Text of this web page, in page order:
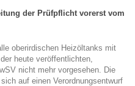
der Prüfpflicht vorerst vom
oberirdischen Heizöltanks mit
heute veröffentlichten,
nicht mehr vorgesehen. Die
auf einen Verordnungsentwurf